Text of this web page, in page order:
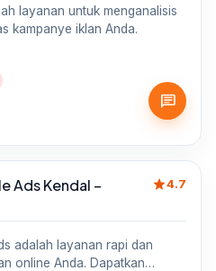
layanan untuk menganalisis
kampanye iklan Anda.
chat
Ads Kendal –
star4.7
adalah layanan rapi dan
online Anda. Dapatkan…